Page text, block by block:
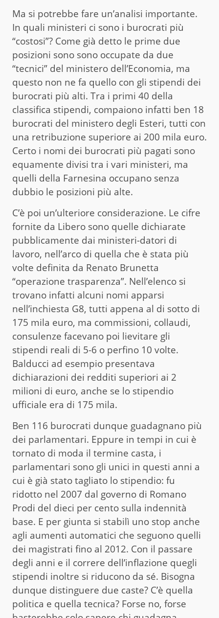
Ma si potrebbe fare un’analisi importante.
In quali ministeri ci sono i burocrati più
“costosi”? Come già detto le prime due
posizioni sono sono occupate da due
“tecnici” del ministero dell’Economia, ma
questo non ne fa quello con gli stipendi dei
burocrati più alti. Tra i primi 40 della
classifica stipendi, compaiono infatti ben 18
burocrati del ministero degli Esteri, tutti con
una retribuzione superiore ai 200 mila euro.
Certo i nomi dei burocrati più pagati sono
equamente divisi tra i vari ministeri, ma
quelli della Farnesina occupano senza
dubbio le posizioni più alte.
C’è poi un’ulteriore considerazione. Le cifre
fornite da Libero sono quelle dichiarate
pubblicamente dai ministeri-datori di
lavoro, nell’arco di quella che è stata più
volte definita da Renato Brunetta
“operazione trasparenza”. Nell’elenco si
trovano infatti alcuni nomi apparsi
nell’inchiesta G8, tutti appena al di sotto di
175 mila euro, ma commissioni, collaudi,
consulenze facevano poi lievitare gli
stipendi reali di 5-6 o perfino 10 volte.
Balducci ad esempio presentava
dichiarazioni dei redditi superiori ai 2
milioni di euro, anche se lo stipendio
ufficiale era di 175 mila.
Ben 116 burocrati dunque guadagnano più
dei parlamentari. Eppure in tempi in cui è
tornato di moda il termine casta, i
parlamentari sono gli unici in questi anni a
cui è già stato tagliato lo stipendio: fu
ridotto nel 2007 dal governo di Romano
Prodi del dieci per cento sulla indennità
base. E per giunta si stabilì uno stop anche
agli aumenti automatici che seguono quelli
dei magistrati fino al 2012. Con il passare
degli anni e il correre dell’inflazione quegli
stipendi inoltre si riducono da sé. Bisogna
dunque distinguere due caste? C’è quella
politica e quella tecnica? Forse no, forse